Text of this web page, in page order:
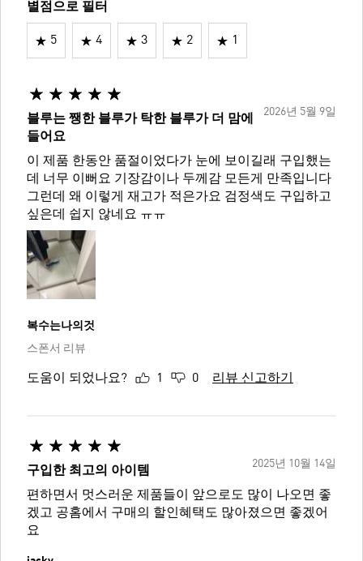
별점으로 필터
5 4 3 2 1
2026년 5월 9일
블루는 쨍한 블루가 탁한 블루가 더 맘에
들어요
이 제품 한동안 품절이었다가 눈에 보이길래 구입했는
데 너무 이뻐요 기장감이나 두께감 모든게 만족입니다
그런데 왜 이렇게 재고가 적은가요 검정색도 구입하고
싶은데 쉽지 않네요 ㅠㅠ
복수는나의것
스폰서 리뷰
도움이 되었나요? 1 0 리뷰 신고하기
2025년 10월 14일
구입한 최고의 아이템
편하면서 멋스러운 제품들이 앞으로도 많이 나오면 좋
겠고 공홈에서 구매의 할인혜택도 많아졌으면 좋겠어
요